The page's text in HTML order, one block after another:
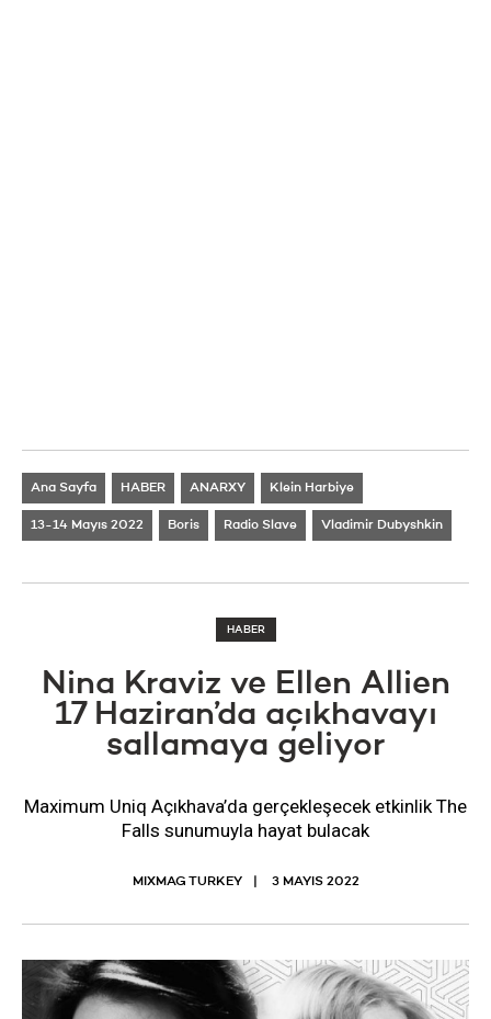
Ana Sayfa HABER ANARXY Klein Harbiye
13-14 Mayıs 2022 Boris Radio Slave Vladimir Dubyshkin
HABER
Nina Kraviz ve Ellen Allien
17 Haziran’da açıkhavayı
sallamaya geliyor
Maximum Uniq Açıkhava’da gerçekleşecek etkinlik The
Falls sunumuyla hayat bulacak
MIXMAG TURKEY 3 MAYIS 2022